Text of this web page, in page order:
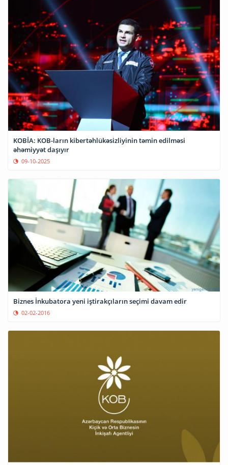
KOBİA: KOB-ların kibertəhlükəsizliyinin təmin edilməsi
əhəmiyyət daşıyır
09-10-2025
Biznes İnkubatora yeni iştirakçıların seçimi davam edir
02-02-2016